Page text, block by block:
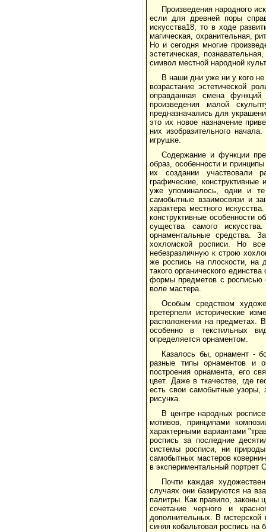
Произведения народного
если для древней поры
искусства18, то в ходе
магическая, охранительная,
Но и сегодня многие
эстетическая,
символ местной народной
В наши дни уже ни у кого не
возрастание эстетической
оправданная смена
произведения малой
предназначались для
это их новое назначение
них изобразительного
игрушке.
Содержание и функции
образ, особенности и
их создании участвовали
графические,
уже упоминалось, одни и
самобытные взаимосвязи и
характера местного
конструктивные особенности
существа самого
орнаментальные средства.
хохломской росписи. Но
небезразличную к строю
же роспись на плоскости, на
такого органического
формы предметов с росписью
воле мастера.
Особым средством
претерпели исторические
расположении на предметах.
особенно в текстильных
определяется орнаментом.
Казалось бы, орнамент -
разные типы орнаментов и
построения орнамента, его
цвет. Даже в ткачестве, где
есть свои самобытные узоры,
рисунка.
В центре народных
мотивов, принципами
характерными вариантами
роспись за последние
системы росписи, ни
самобытных мастеров
в экспериментальный
Почти каждая
случаях они базируются на
палитры. Как правило, законы
сочетание черного и
дополнительных. В
синяя кобальтовая роспись